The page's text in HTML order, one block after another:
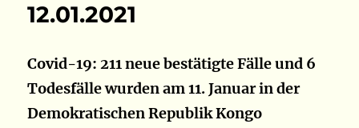
12.01.2021
Covid-19: 211 neue bestätigte Fälle und 6
Todesfälle wurden am 11. Januar in der
Demokratischen Republik Kongo